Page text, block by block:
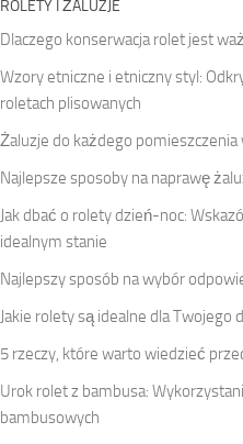
ROLETY I ŻALUZJE
Dlaczego konserwacja rolet jest
Wzory etniczne i etniczny styl:
roletach plisowanych
Żaluzje do każdego pomieszczenia
Najlepsze sposoby na naprawę
Jak dbać o rolety dzień-noc:
idealnym stanie
Najlepszy sposób na wybór
Jakie rolety są idealne dla Twojego
5 rzeczy, które warto wiedzieć
Urok rolet z bambusa:
bambusowych